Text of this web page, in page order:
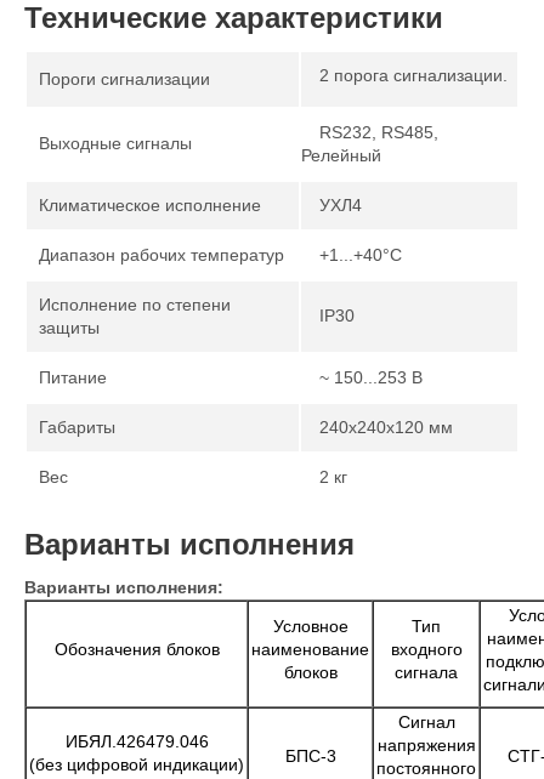
Технические характеристики
Пороги сигнализации 2 порога сигнализации.
Выходные сигналы
RS232, RS485,
Релейный
Климатическое исполнение УХЛ4
Диапазон рабочих температур +1...+40°С
Исполнение по степени
защиты
IP30
Питание ~ 150...253 В
Габариты 240х240х120 мм
Вес 2 кг
Варианты исполнения
Варианты исполнения:
Обозначения блоков
Условное
наименование
блоков
Тип
входного
сигнала
ИБЯЛ.426479.046
(без цифровой индикации)
БПС-3
Сигнал
напряжения
постоянного